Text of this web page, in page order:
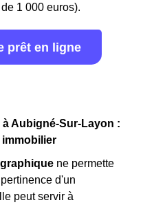
1 000 euros).
prêt en ligne
Aubigné-Sur-Layon :
ne permette
d'un
peut servir à